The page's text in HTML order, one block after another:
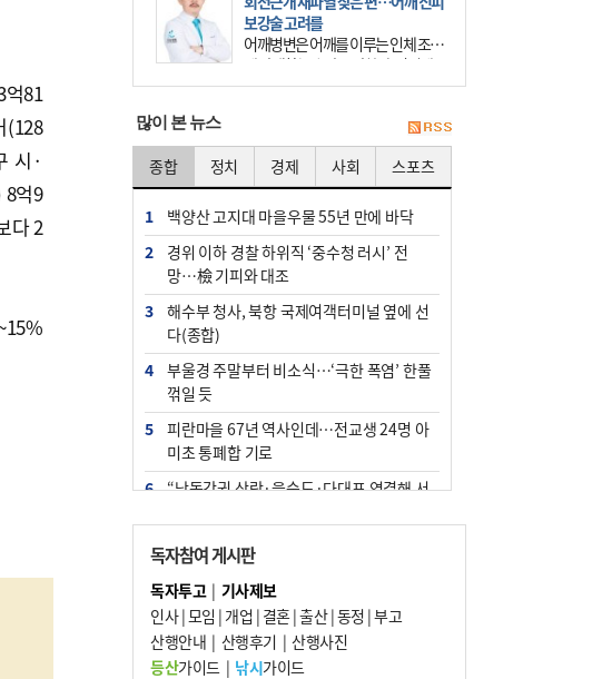
81
(128
시·
8억9
다 2
보강술 고려를
어깨병변은 어깨를 이루는 인체 조직
에 발생하는 손상을 말한다. 여기에
는 오십견과 회전근개 증후군, 어깨
많이 본 뉴스
종합 정치 경제 사회 스포츠
1
백양산 고지대 마을우물 55년 만에 바닥
2
경위 이하 경찰 하위직 ‘중수청 러시’ 전
망…檢 기피와 대조
3
해수부 청사, 북항 국제여객터미널 옆에 선
다(종합)
4
부울경 주말부터 비소식…‘극한 폭염’ 한풀
꺾일 듯
5
피란마을 67년 역사인데…전교생 24명 아
미초 통폐합 기로
6
“낙동강권 삼락·을숙도·다대포 연결해 서
7
오늘의 날씨- 2026년 8월 7일
8
[사설] 해수부 신청사 북항으로 확정, 해양
수도 도약의 전환점
9
외국인 선원 ‘인신매매 경유지’ 된 부산…
우려가 현실로
독자참여 게시판
독자투고| 기사제보
인사|모임 | 개업 | 결혼|출산|동정 |부고
산행안내 | 산행후기 | 산행사진
등산가이드| 낚시가이드